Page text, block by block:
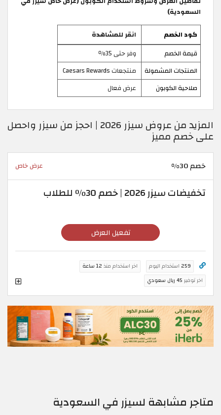
السعودية)
كود الخصم
انقر للمشاهدة
قيمة الخصم
وفر حتى 35٪
المنتجات المشمولة
منتجعات Caesars Rewards
صلاحية الكوبون
عرض فعال
المزيد من عروض سيزر 2026 | احجز من سيزر واحصل
على خصم مميز
خصم 30% عرض خاص
تخفيضات سيزر 2026 | خصم 30٪ للطلاب
تفعيل العرض
259 استخدام اليوم اخر استخدام منذ 12 ساعة
اخر توفير 45 ريال سعودي
متاجر مشابهة لسيزر في السعودية